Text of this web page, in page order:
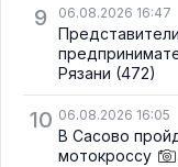
9 06.08.2026 16:47
Рязани (472)
10 06.08.2026 16:05
В Сасово
мотокроссу